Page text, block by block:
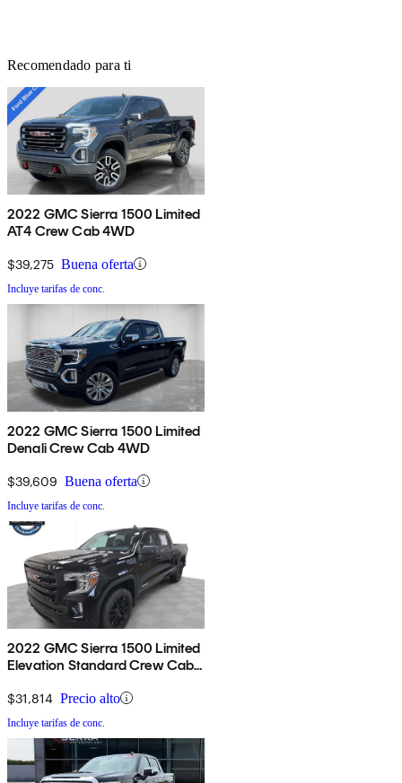
Recomendado para ti
2022 GMC Sierra 1500 Limited
AT4 Crew Cab 4WD
$39,275 Buena oferta
Incluye tarifas de conc.
2022 GMC Sierra 1500 Limited
Denali Crew Cab 4WD
$39,609 Buena oferta
Incluye tarifas de conc.
2022 GMC Sierra 1500 Limited
Elevation Standard Crew Cab
$31,814 Precio alto
Incluye tarifas de conc.